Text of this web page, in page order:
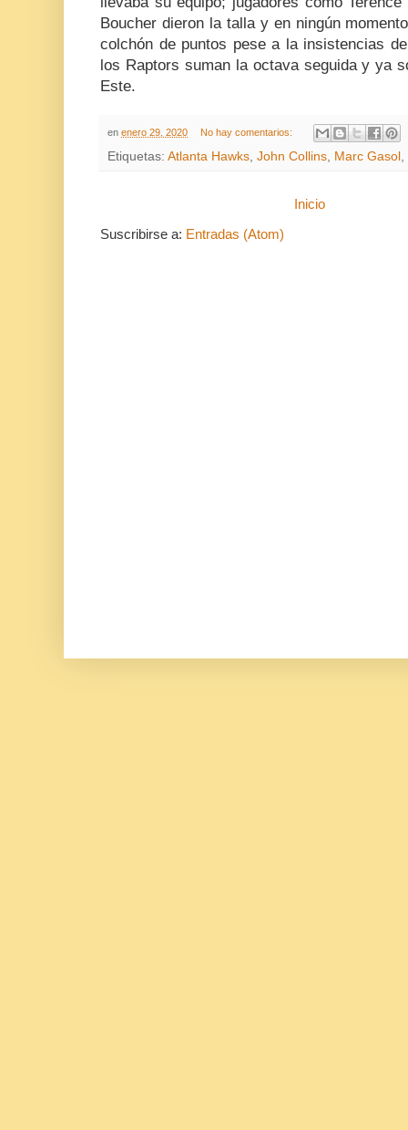
Boucher dieron la talla y en ningún
colchón de puntos pese a la insistencias
los Raptors suman la octava seguida y ya
Este.
en enero 29, 2020 No hay comentarios:
Etiquetas: Atlanta Hawks, John Collins, Marc Gasol ,
Inicio
Suscribirse a: Entradas (Atom)